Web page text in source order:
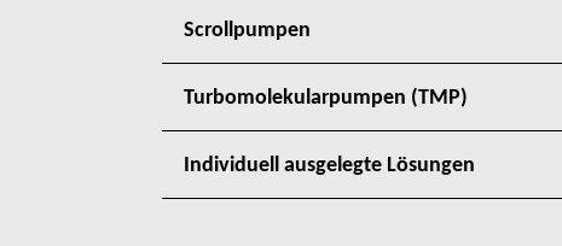
Scrollpumpen
Turbomolekularpumpen (TMP)
Individuell ausgelegte Lösungen